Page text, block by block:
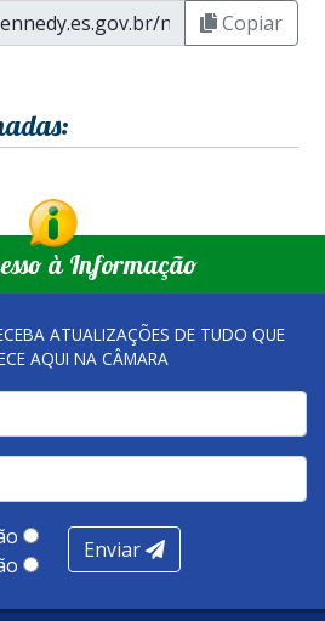
Copiar
à Informação
ATUALIZAÇÕES DE TUDO QUE
AQUI NA CÂMARA
Enviar